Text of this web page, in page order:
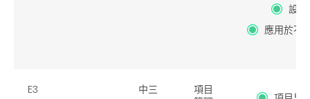
設
應用於不
E3 中三
項目